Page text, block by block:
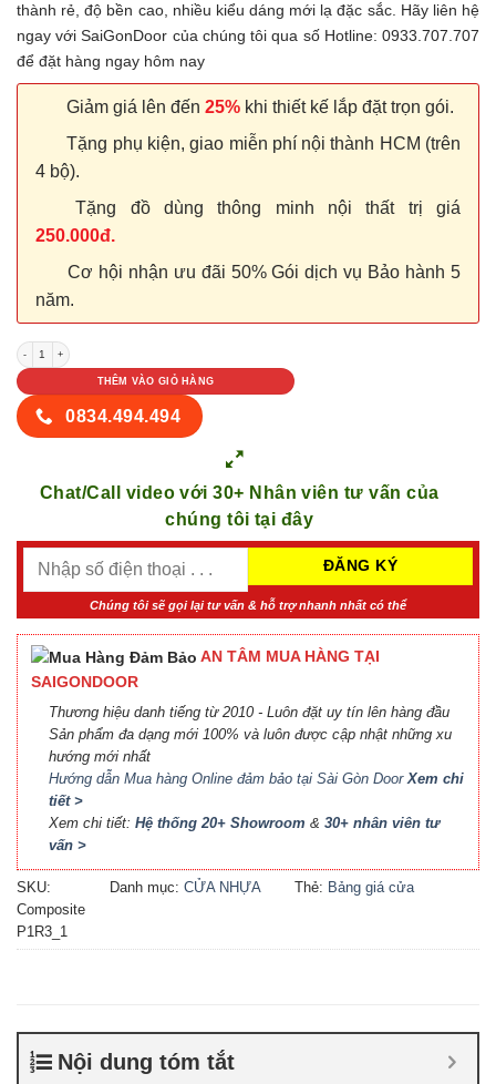
thành rẻ, độ bền cao, nhiều kiểu dáng mới lạ đặc sắc. Hãy liên hệ
ngay với SaiGonDoor của chúng tôi qua số Hotline: 0933.707.707
để đặt hàng ngay hôm nay
Giảm giá lên đến 25% khi thiết kế lắp đặt trọn gói.
Tặng phụ kiện, giao miễn phí nội thành HCM (trên
4 bộ).
Tặng đồ dùng thông minh nội thất trị giá
250.000đ.
Cơ hội nhận ưu đãi 50% Gói dịch vụ Bảo hành 5
năm.
Cửa nhựa Composite P1R3_1 số lượng
THÊM VÀO GIỎ HÀNG
0834.494.494
Chat/Call video với 30+ Nhân viên tư vấn của
chúng tôi tại đây
Chúng tôi sẽ gọi lại tư vấn & hỗ trợ nhanh nhất có thể
AN TÂM MUA HÀNG TẠI
SAIGONDOOR
Thương hiệu danh tiếng từ 2010 - Luôn đặt uy tín lên hàng đầu
Sản phẩm đa dạng mới 100% và luôn được cập nhật những xu
hướng mới nhất
Hướng dẫn Mua hàng Online đảm bảo tại Sài Gòn DoorXem chi
tiết >
Xem chi tiết: Hệ thống 20+ Showroom & 30+ nhân viên tư
vấn >
SKU:
Composite
P1R3_1
Danh mục: CỬA NHỰA
Thẻ: Bảng giá cửa
Composite giá bao nhiêu,
xuất cửa nhựa composite
Nội dung tóm tắt